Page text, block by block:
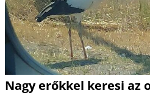
Nagy erőkkel keresi az